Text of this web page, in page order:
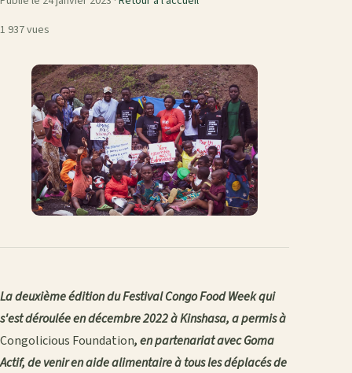
1 937 vues
La deuxième édition du Festival Congo Food Week qui
s'est déroulée en décembre 2022 à Kinshasa, a permis à
Congolicious Foundation, en partenariat avec Goma
Actif, de venir en aide alimentaire à tous les déplacés de